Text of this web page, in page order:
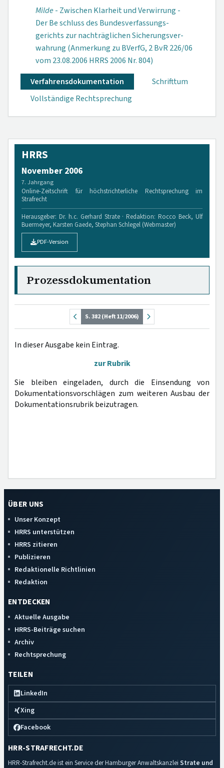
Milde- Zwischen Klarheit und Ver­wirrung -
Der Be schluss des Bun­desverfassungs­
gerichts zur nachträglichen Sicherungsver­
wahrung (Anmer­kung zu BVerfG, 2 BvR 226/06
vom 23.08.2006 HRRS 2006 Nr. 804)
Verfahrensdokumen­tation
Schrifttum
Vollständige Rechtsprechung
HRRS
November 2006
7. Jahrgang
Online-Zeitschrift für höchstrichterliche Rechtsprechung im
Strafrecht
Herausgeber: Dr. h.c. Gerhard Strate · Redaktion: Rocco Beck, Ulf
Buermeyer, Karsten Gaede, Stephan Schlegel (Webmaster)
PDF-Version
Prozessdokumentation
S. 382 (Heft 11/2006)
In dieser Ausgabe kein Eintrag.
zur Rubrik
Sie bleiben eingeladen, durch die Einsendung von
Dokumentationsvorschlägen zum weiteren Ausbau der
Dokumentationsrubrik beizutragen.
ÜBER UNS
Unser Konzept
HRRS unterstützen
HRRS zitieren
Publizieren
Redaktionelle Richtlinien
Redaktion
ENTDECKEN
Aktuelle Ausgabe
HRRS-Beiträge suchen
Archiv
Rechtsprechung
TEILEN
LinkedIn
Xing
Facebook
HRR-STRAFRECHT.DE
HRR-Strafrecht.de ist ein Service der Hamburger Anwaltskanzlei Strate und